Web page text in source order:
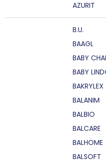
AZURIT
B.U.
BAAGL
BABY
BABY
BAKRYLEX
BALANIM
BALBIO
BALCARE
BALHOME
BALSOFT